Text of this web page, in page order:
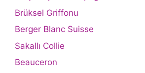
Brüksel Griffonu
Berger Blanc Suisse
Sakallı Collie
Beauceron